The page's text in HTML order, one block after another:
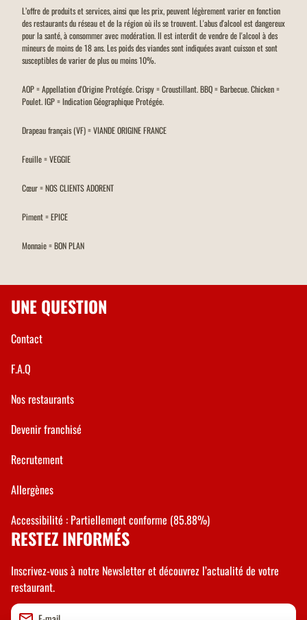
L’offre de produits et services, ainsi que les prix, peuvent légèrement varier en fonction
des restaurants du réseau et de la région où ils se trouvent. L'abus d'alcool est dangereux
pour la santé, à consommer avec modération. Il est interdit de vendre de l'alcool à des
mineurs de moins de 18 ans. Les poids des viandes sont indiquées avant cuisson et sont
susceptibles de varier de plus ou moins 10%.
AOP = Appellation d'Origine Protégée. Crispy = Croustillant. BBQ = Barbecue. Chicken =
Poulet. IGP = Indication Géographique Protégée.
Drapeau français (VF) = VIANDE ORIGINE FRANCE
Feuille = VEGGIE
Cœur = NOS CLIENTS ADORENT
Piment = EPICE
Monnaie = BON PLAN
UNE QUESTION
Contact
F.A.Q
Nos restaurants
Devenir franchisé
Recrutement
Allergènes
Accessibilité : Partiellement conforme (85.88%)
RESTEZ INFORMÉS
Inscrivez-vous à notre Newsletter et découvrez l’actualité de votre
restaurant.